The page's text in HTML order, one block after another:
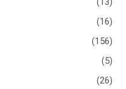
(16)
(156)
(5)
(26)